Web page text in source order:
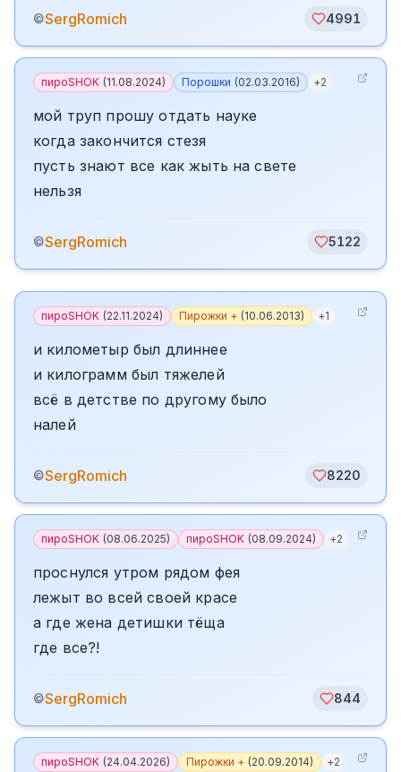
©SergRomich 4991
пироSHOK (11.08.2024) Порошки (02.03.2016) +2
мой труп прошу отдать науке
когда закончится стезя
пусть знают все как жыть на свете
нельзя
©SergRomich 5122
пироSHOK (22.11.2024) Пирожки + (10.06.2013) +1
и километыр был длиннее
и килограмм был тяжелей
всё в детстве по другому было
налей
©SergRomich 8220
пироSHOK (08.06.2025) пироSHOK (08.09.2024) +2
проснулся утром рядом фея
лежыт во всей своей красе
а где жена детишки тёща
где все?!
©SergRomich 844
пироSHOK (24.04.2026) Пирожки + (20.09.2014) +2